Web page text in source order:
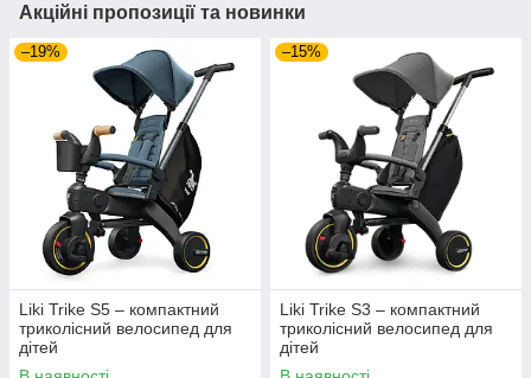
Акційні пропозиції та новинки
–19%
Liki Trike S5 – компактний
триколісний велосипед для
дітей
–15%
Liki Trike S3 – компактний
триколісний велосипед для
дітей